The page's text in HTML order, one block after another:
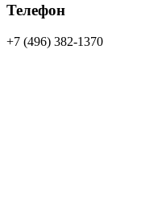
Телефон
+7 (496) 382-1370